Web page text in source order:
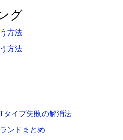
グ
方法
方法
タイプ失敗の解消法
ンドまとめ